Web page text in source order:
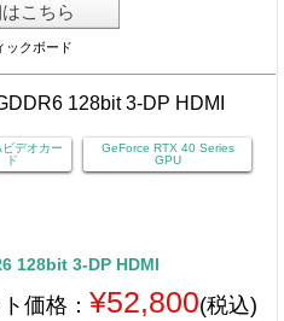
こちら
クボード
デオカー
ド
GeForce RTX 40 Series
GPU
128bit 3-DP HDMI
価格： ¥52,800(税込)